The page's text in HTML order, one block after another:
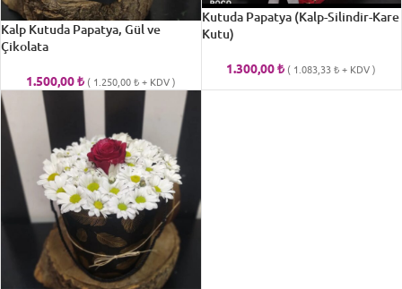
Kalp Kutuda Papatya, Gül ve
Çikolata
1.500,00₺ ( 1.250,00₺+ KDV )
Kutuda Papatya (Kalp-Silindir-Kare
Kutu)
1.300,00₺ ( 1.083,33₺+ KDV )